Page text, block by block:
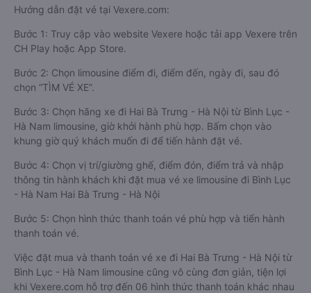
Hướng dẫn đặt vé tại Vexere.com:
Bước 1: Truy cập vào website Vexere hoặc tải app Vexere trên
CH Play hoặc App Store.
Bước 2: Chọn limousine điểm đi, điểm đến, ngày đi, sau đó
chọn “TÌM VÉ XE”.
Bước 3: Chọn hãng xe đi Hai Bà Trưng - Hà Nội từ Bình Lục -
Hà Nam limousine, giờ khởi hành phù hợp. Bấm chọn vào
khung giờ quý khách muốn đi để tiến hành đặt vé.
Bước 4: Chọn vị trí/giường ghế, điểm đón, điểm trả và nhập
thông tin hành khách khi đặt mua vé xe limousine đi Bình Lục
- Hà Nam Hai Bà Trưng - Hà Nội
Bước 5: Chọn hình thức thanh toán vé phù hợp và tiến hành
thanh toán vé.
Việc đặt mua và thanh toán vé xe đi Hai Bà Trưng - Hà Nội từ
Bình Lục - Hà Nam limousine cũng vô cùng đơn giản, tiện lợi
khi Vexere.com hỗ trợ đến 06 hình thức thanh toán khác nhau